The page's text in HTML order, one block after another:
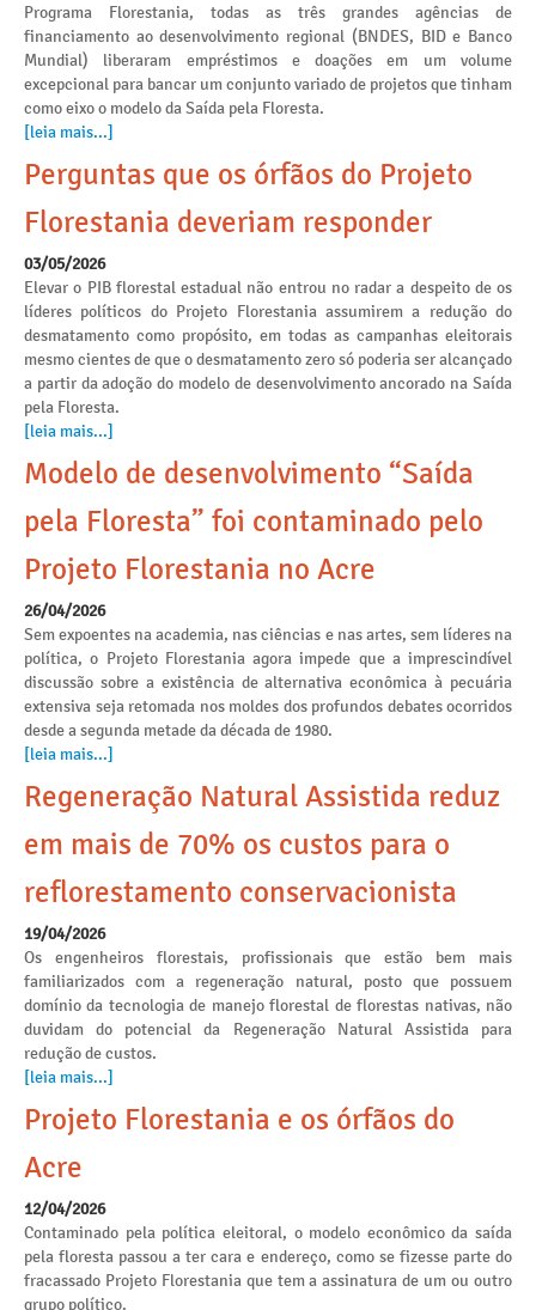
Programa Florestania, todas as três grandes agências de
financiamento ao desenvolvimento regional (BNDES, BID e Banco
Mundial) liberaram empréstimos e doações em um volume
excepcional para bancar um conjunto variado de projetos que tinham
como eixo o modelo da Saída pela Floresta.
[leia mais...]
Perguntas que os órfãos do Projeto
Florestania deveriam responder
03/05/2026
Elevar o PIB florestal estadual não entrou no radar a despeito de os
líderes políticos do Projeto Florestania assumirem a redução do
desmatamento como propósito, em todas as campanhas eleitorais
mesmo cientes de que o desmatamento zero só poderia ser alcançado
a partir da adoção do modelo de desenvolvimento ancorado na Saída
pela Floresta.
[leia mais...]
Modelo de desenvolvimento “Saída
pela Floresta” foi contaminado pelo
Projeto Florestania no Acre
26/04/2026
Sem expoentes na academia, nas ciências e nas artes, sem líderes na
política, o Projeto Florestania agora impede que a imprescindível
discussão sobre a existência de alternativa econômica à pecuária
extensiva seja retomada nos moldes dos profundos debates ocorridos
desde a segunda metade da década de 1980.
[leia mais...]
Regeneração Natural Assistida reduz
em mais de 70% os custos para o
reflorestamento conservacionista
19/04/2026
Os engenheiros florestais, profissionais que estão bem mais
familiarizados com a regeneração natural, posto que possuem
domínio da tecnologia de manejo florestal de florestas nativas, não
duvidam do potencial da Regeneração Natural Assistida para
redução de custos.
[leia mais...]
Projeto Florestania e os órfãos do
Acre
12/04/2026
Contaminado pela política eleitoral, o modelo econômico da saída
pela floresta passou a ter cara e endereço, como se fizesse parte do
fracassado Projeto Florestania que tem a assinatura de um ou outro
grupo político.